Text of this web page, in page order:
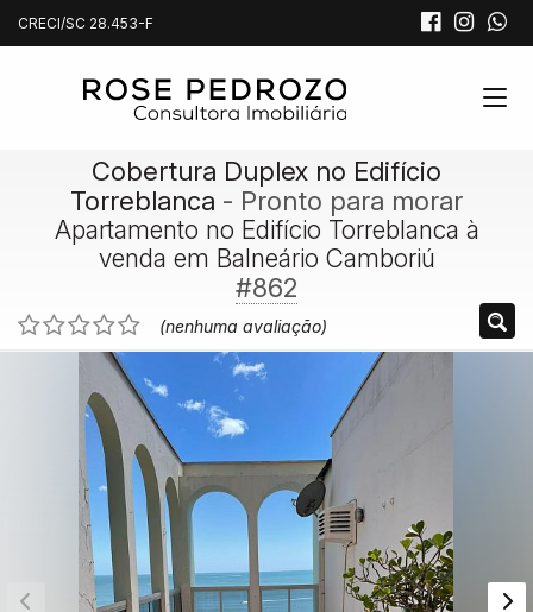
CRECI/SC 28.453-F
Cobertura Duplex no Edifício
Torreblanca - Pronto para morar
Apartamento no Edifício Torreblanca à
venda em Balneário Camboriú
#862
(nenhuma avaliação)